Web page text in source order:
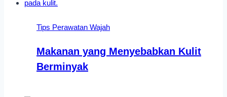
Tips Perawatan Wajah
Makanan yang Menyebabkan Kulit
Berminyak